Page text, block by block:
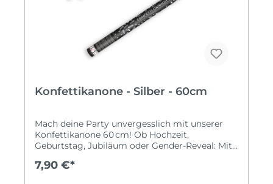
Konfettikanone - Silber - 60cm
Mach deine Party unvergesslich mit unserer
Konfettikanone 60 cm! Ob Hochzeit,
Geburtstag, Jubiläum oder Gender-Reveal: Mit
Konfetti-Feuerwerk und tolle Fotomomente.
7,90 €*